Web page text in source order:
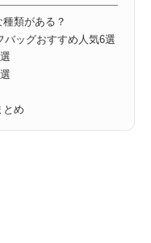
類がある？
バッグおすすめ人気6選
とめ